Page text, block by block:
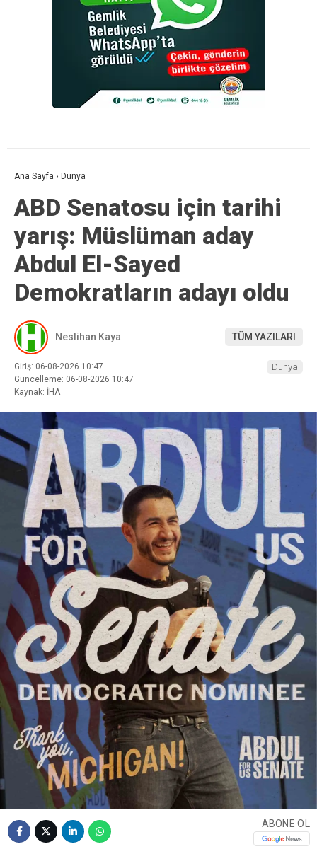
Ana Sayfa › Dünya
ABD Senatosu için tarihi
yarış: Müslüman aday
Abdul El-Sayed
Demokratların adayı oldu
Neslihan Kaya TÜM YAZILARI
Giriş: 06-08-2026 10:47
Güncelleme: 06-08-2026 10:47
Kaynak: İHA
Dünya
ABONE OL